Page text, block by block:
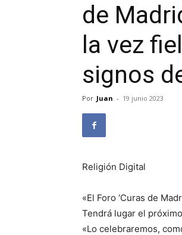
de
la vez
signos
Por Juan - 19 junio 2023
Religión Digital
«El Foro ‘Curas de
Tendrá lugar el
«Lo celebraremos,